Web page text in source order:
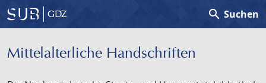
GDZ search Suchen
Mittelalterliche Handschriften